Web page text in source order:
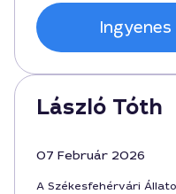
László Tóth
07 Február 2026
A Székesfehérvári